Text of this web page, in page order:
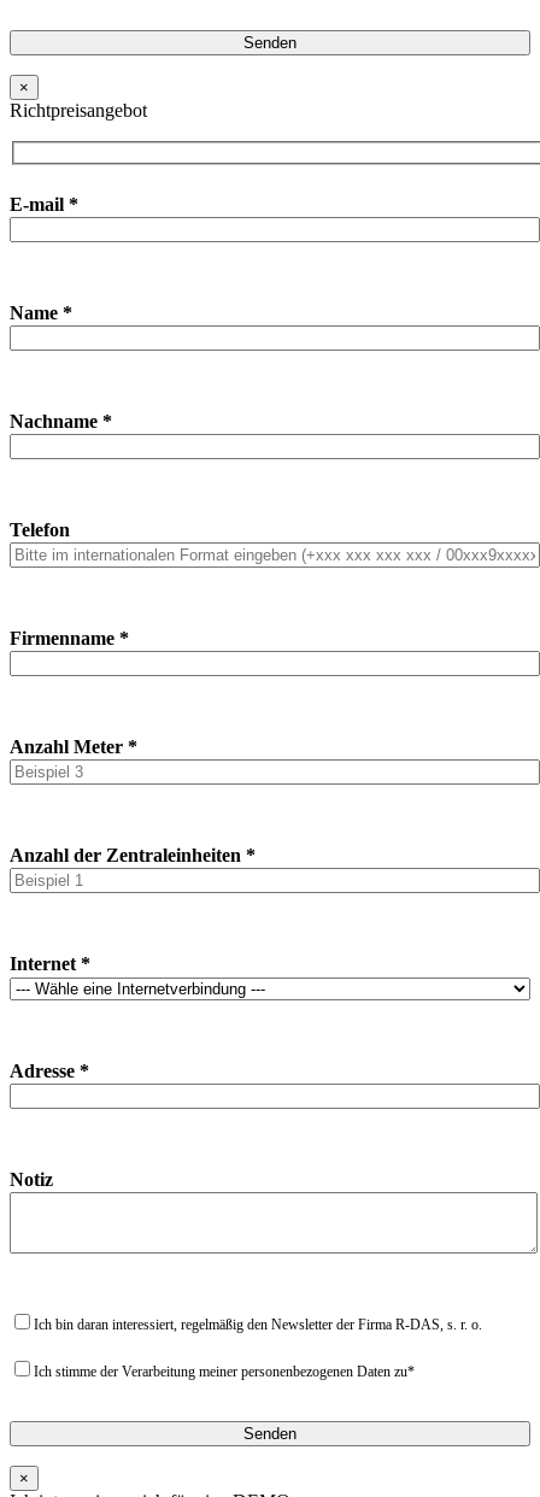
×
Richtpreisangebot
E-mail *
Name *
Nachname *
Telefon
Firmenname *
Anzahl Meter *
Anzahl der Zentraleinheiten *
Internet *
Adresse *
Notiz
Ich bin daran interessiert, regelmäßig den Newsletter der Firma R-DAS, s. r. o.
Ich stimme der Verarbeitung meiner personenbezogenen Daten zu*
×